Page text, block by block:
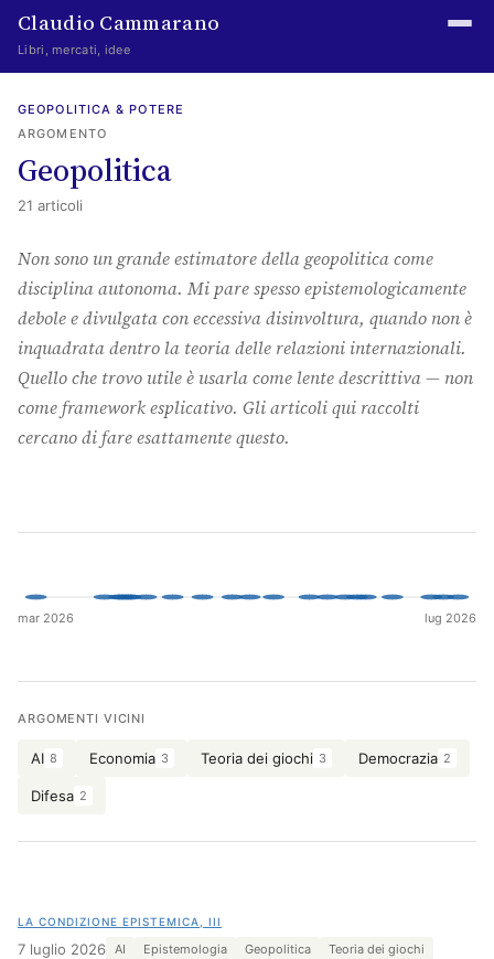
Claudio Cammarano
Libri, mercati, idee
Home
Curated
Irene Media
Episteme Advisory
Indice
About
Cerca
GEOPOLITICA & POTERE
ARGOMENTO
Geopolitica
21 articoli
Non sono un grande estimatore della geopolitica come
disciplina autonoma. Mi pare spesso epistemologicamente
debole e divulgata con eccessiva disinvoltura, quando non è
inquadrata dentro la teoria delle relazioni internazionali.
Quello che trovo utile è usarla come lente descrittiva — non
come framework esplicativo. Gli articoli qui raccolti
cercano di fare esattamente questo.
mar 2026 lug 2026
ARGOMENTI VICINI
AI 8 Economia 3 Teoria dei giochi 3 Democrazia 2
Difesa 2
LA CONDIZIONE EPISTEMICA, III
7 luglio 2026 AI Epistemologia Geopolitica Teoria dei giochi